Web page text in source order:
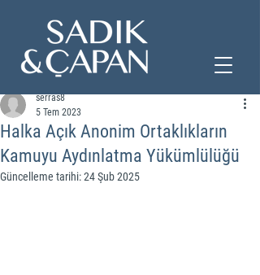
Halka Açık Anonim Ortaklıkların
Kamuyu Aydınlatma Yükümlülüğü
serras8
5 Tem 2023
Güncelleme tarihi:24 Şub 2025